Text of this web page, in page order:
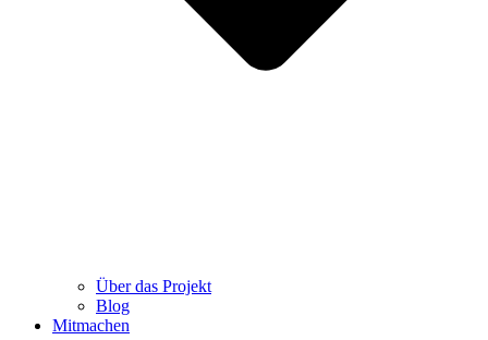
Über das Projekt
Blog
Mitmachen